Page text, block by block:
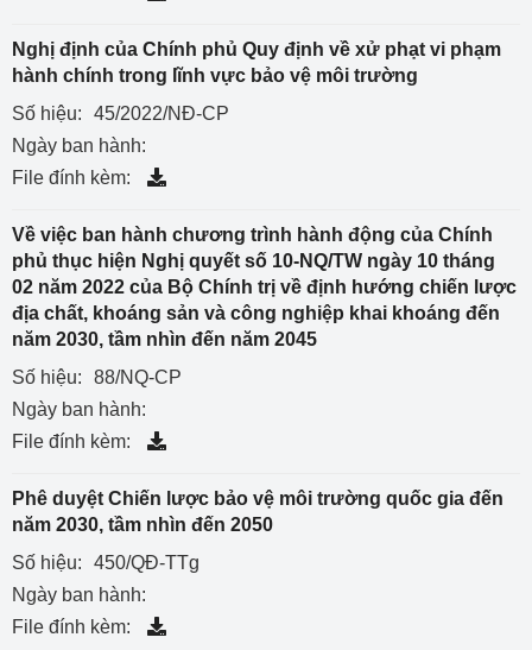
Nghị định của Chính phủ Quy định về xử phạt vi phạm
hành chính trong lĩnh vực bảo vệ môi trường
Số hiệu:
45/2022/NĐ-CP
Ngày ban hành:
File đính kèm:
Về việc ban hành chương trình hành động của Chính
phủ thục hiện Nghị quyết số 10-NQ/TW ngày 10 tháng
02 năm 2022 của Bộ Chính trị về định hướng chiến lược
địa chất, khoáng sản và công nghiệp khai khoáng đến
năm 2030, tầm nhìn đến năm 2045
Số hiệu:
88/NQ-CP
Ngày ban hành:
File đính kèm:
Phê duyệt Chiến lược bảo vệ môi trường quốc gia đến
năm 2030, tầm nhìn đến 2050
Số hiệu:
450/QĐ-TTg
Ngày ban hành:
File đính kèm: